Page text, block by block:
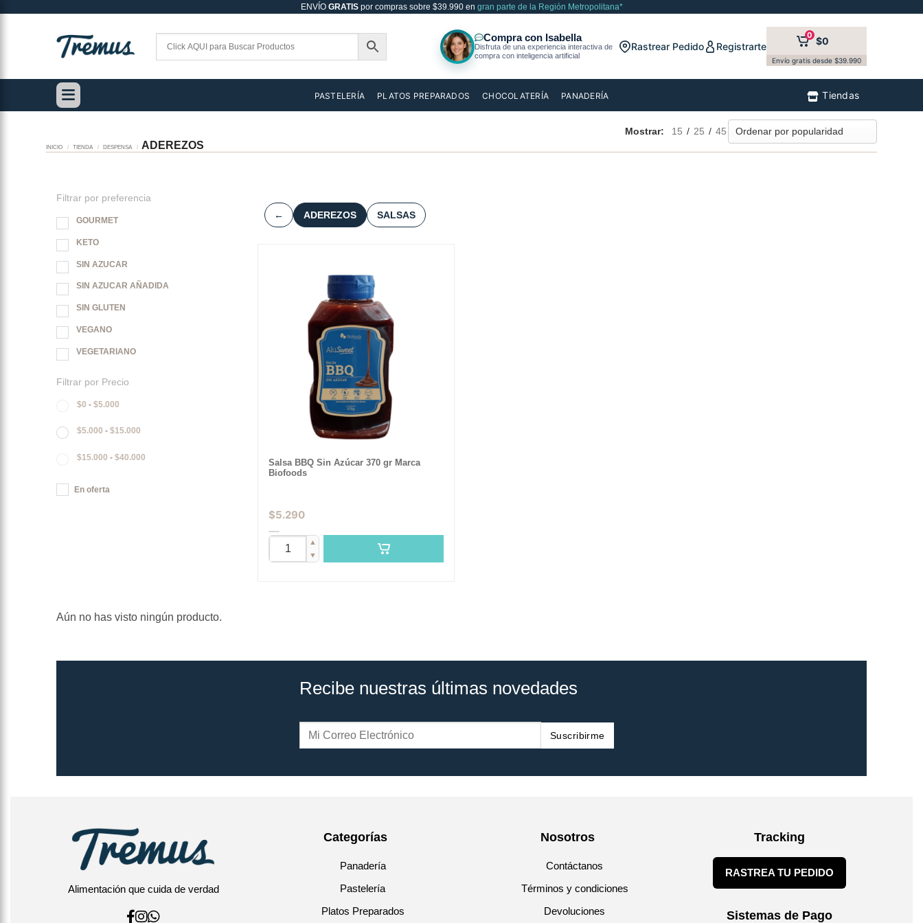
ENVÍO GRATISpor compras sobre $39.990 en gran parte de la Región Metropolitana*
Rastrear Pedido Registrarte
0 $0
Envío gratis desde $39.990
PASTELERÍA PLATOS PREPARADOS CHOCOLATERÍA PANADERÍA Tiendas
INICIO / TIENDA / DESPENSA / ADEREZOS
Mostrar: 15 / 25 / 45
Filtrar por preferencia
GOURMET
KETO
SIN AZUCAR
SIN AZUCAR AÑADIDA
SIN GLUTEN
VEGANO
VEGETARIANO
Filtrar por Precio
$0 -$5.000
$5.000 -$15.000
$15.000 -$40.000
En oferta
← ADEREZOS SALSAS
Salsa BBQ Sin Azúcar 370 gr Marca
Biofoods
$5.290
▲
▼
Aún no has visto ningún producto.
Recibe nuestras últimas novedades
Suscribirme
Alimentación que cuida de verdad
Categorías
Panadería
Pastelería
Platos Preparados
Nosotros
Contáctanos
Términos y condiciones
Devoluciones
Tracking
RASTREA TU PEDIDO
Sistemas de Pago